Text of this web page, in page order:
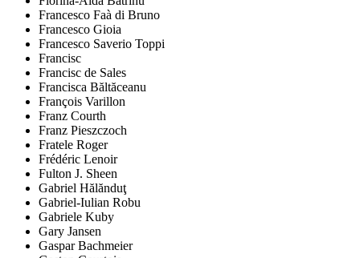
Francesco Faà di Bruno
Francesco Gioia
Francesco Saverio Toppi
Francisc
Francisc de Sales
Francisca Băltăceanu
François Varillon
Franz Courth
Franz Pieszczoch
Fratele Roger
Frédéric Lenoir
Fulton J. Sheen
Gabriel Hălănduţ
Gabriel-Iulian Robu
Gabriele Kuby
Gary Jansen
Gaspar Bachmeier